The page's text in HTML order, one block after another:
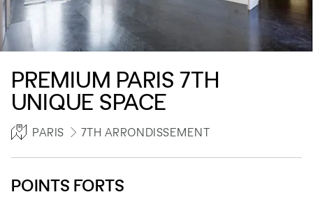
PREMIUM PARIS 7TH
UNIQUE SPACE
PARIS 7TH ARRONDISSEMENT
POINTS FORTS